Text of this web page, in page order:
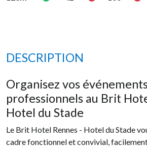
DESCRIPTION
Organisez vos
professionnels au Brit
Hotel du Stade
Le Brit Hotel Rennes - Hotel du Stade
cadre fonctionnel et convivial,